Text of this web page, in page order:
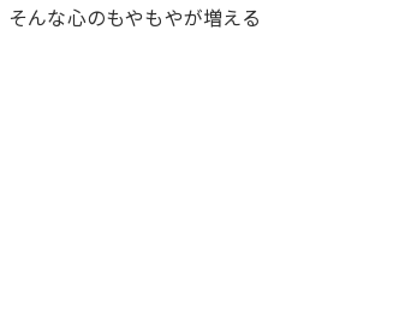
んな心のもやもやが増える